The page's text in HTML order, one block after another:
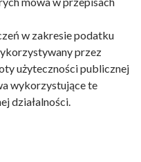
w zakresie podatku
przez
użyteczności publicznej
wykorzystujące te
działalności.